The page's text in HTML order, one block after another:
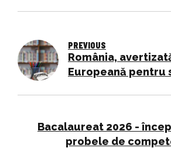
PREVIOUS
România,
Europeană pentru
Bacalaureat 2026 -
probele de